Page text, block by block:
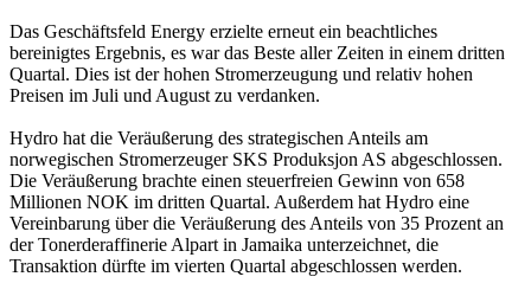
Das Geschäftsfeld Energy erzielte erneut ein beachtliches
bereinigtes Ergebnis, es war das Beste aller Zeiten in einem dritten
Quartal. Dies ist der hohen Stromerzeugung und relativ hohen
Preisen im Juli und August zu verdanken.
Hydro hat die Veräußerung des strategischen Anteils am
norwegischen Stromerzeuger SKS Produksjon AS abgeschlossen.
Die Veräußerung brachte einen steuerfreien Gewinn von 658
Millionen NOK im dritten Quartal. Außerdem hat Hydro eine
Vereinbarung über die Veräußerung des Anteils von 35 Prozent an
der Tonerderaffinerie Alpart in Jamaika unterzeichnet, die
Transaktion dürfte im vierten Quartal abgeschlossen werden.